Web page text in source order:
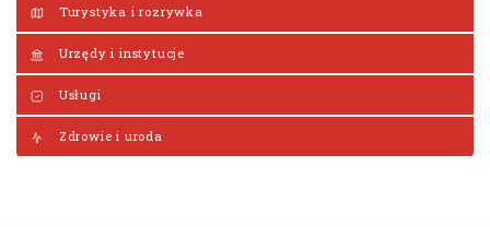
Turystyka i rozrywka
Urzędy i instytucje
Usługi
Zdrowie i uroda